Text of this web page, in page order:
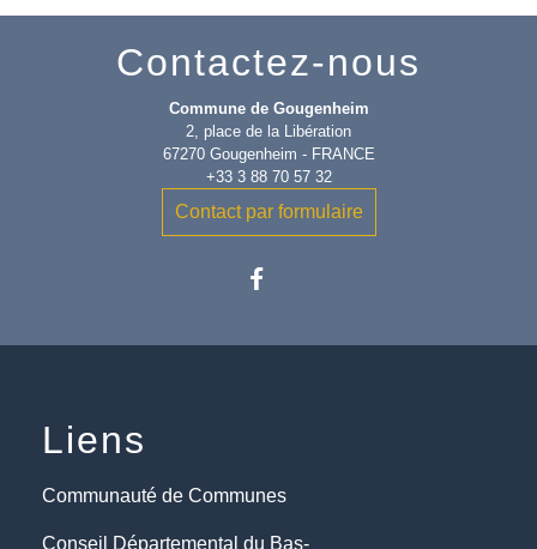
Contactez-nous
Commune de Gougenheim
2, place de la Libération
67270 Gougenheim - FRANCE
+33 3 88 70 57 32
Contact par formulaire
Liens
Communauté de Communes
Conseil Départemental du Bas-